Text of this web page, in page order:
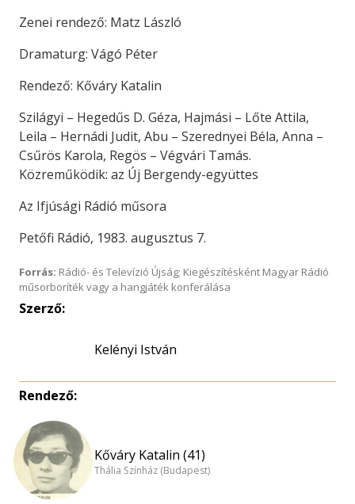
Zenei rendező: Matz László
Dramaturg: Vágó Péter
Rendező: Kőváry Katalin
Szilágyi – Hegedűs D. Géza, Hajmási – Lőte Attila,
Leila – Hernádi Judit, Abu – Szerednyei Béla, Anna –
Csűrös Karola, Regös – Végvári Tamás.
Közreműködik: az Új Bergendy-együttes
Az Ifjúsági Rádió műsora
Petőfi Rádió, 1983. augusztus 7.
Forrás: Rádió- és Televízió Újság; Kiegészítésként Magyar Rádió
műsorboríték vagy a hangjáték konferálása
Szerző:
Kelényi István
Rendező:
Kőváry Katalin (41)
Thália Színház (Budapest)